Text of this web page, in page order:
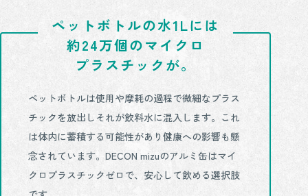
ペットボトルの水1Lには
約24万個のマイクロ
プラスチックが。
ペットボトルは使用や摩耗の過程で微細なプラス
チックを放出しそれが飲料水に混入します。これ
は体内に蓄積する可能性があり健康への影響も懸
念されています。DECON mizuのアルミ缶はマイ
クロプラスチックゼロで、安心して飲める選択肢